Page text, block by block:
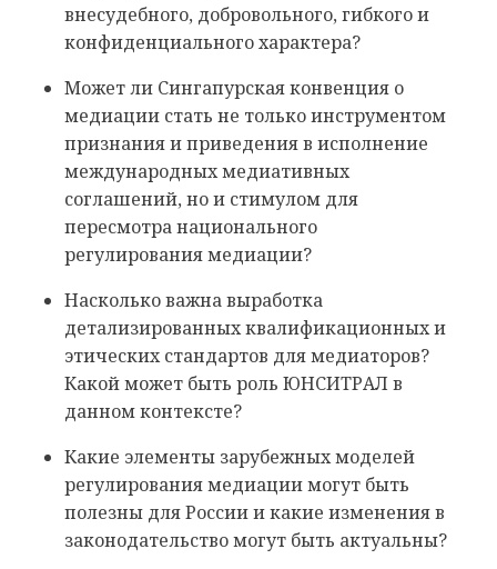
внесудебного, добровольного, гибкого и
конфиденциального характера?
Может ли Сингапурская конвенция о
медиации стать не только инструментом
признания и приведения в исполнение
международных медиативных
соглашений, но и стимулом для
пересмотра национального
регулирования медиации?
Насколько важна выработка
детализированных квалификационных и
этических стандартов для медиаторов?
Какой может быть роль ЮНСИТРАЛ в
данном контексте?
Какие элементы зарубежных моделей
регулирования медиации могут быть
полезны для России и какие изменения в
законодательство могут быть актуальны?